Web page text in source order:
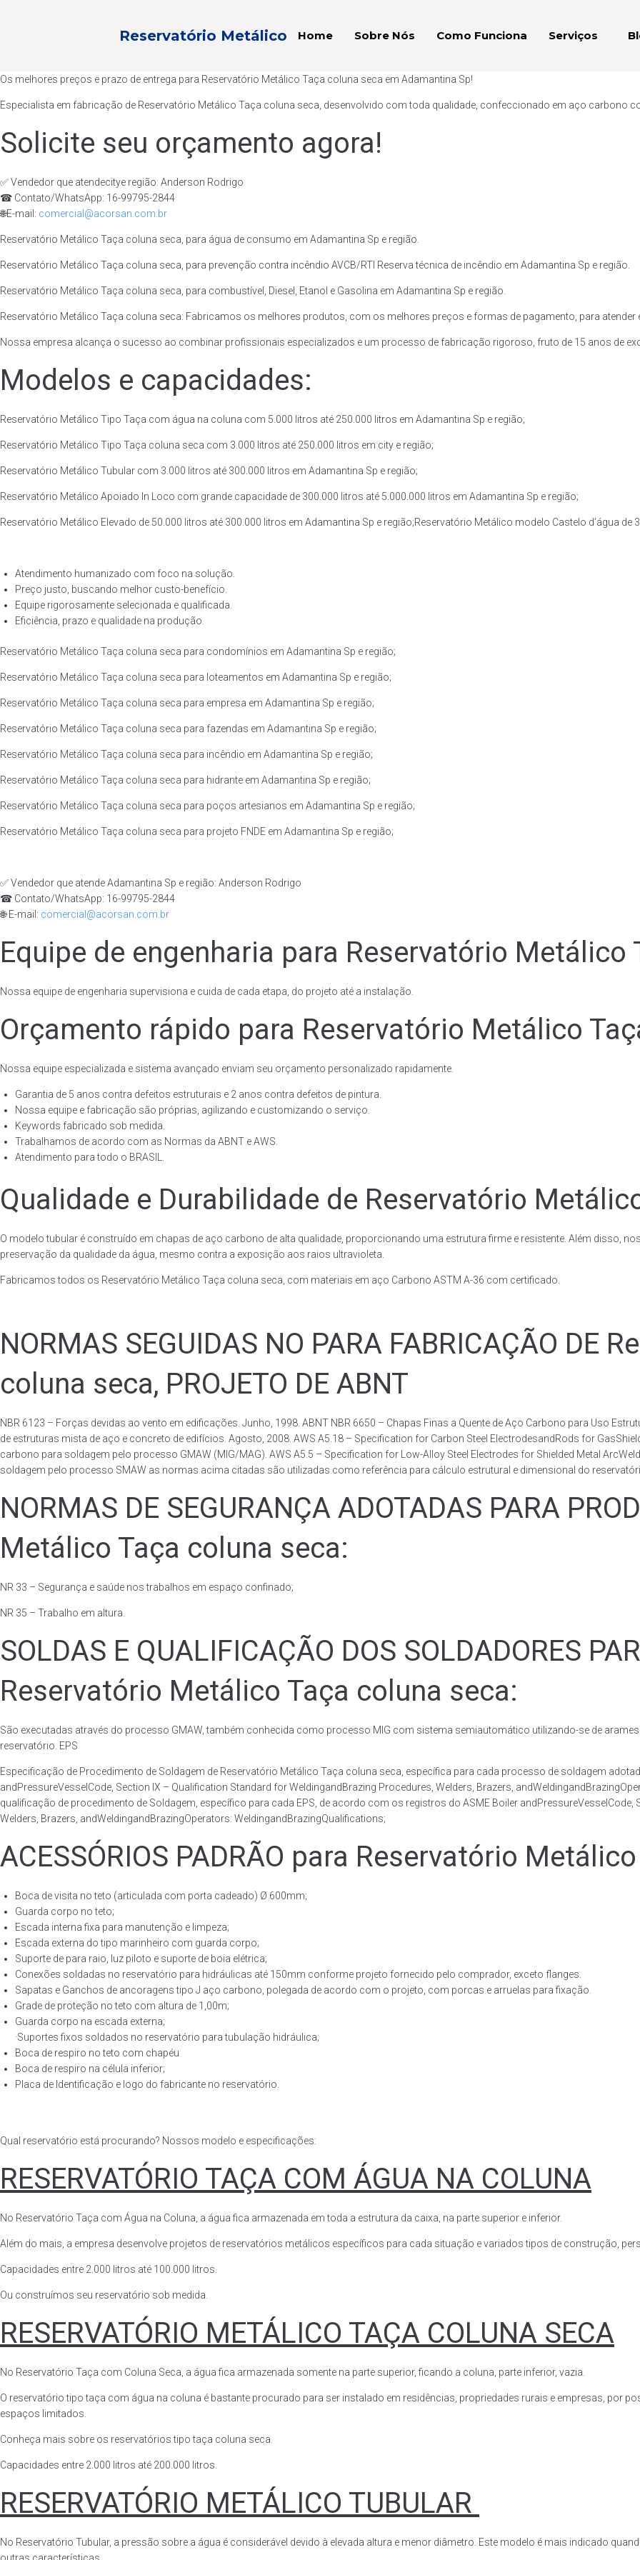
Reservatório Metálico Home Sobre Nós Como Funciona Serviços
Os melhores preços e prazo de entrega para Reservatório Metálico Taça coluna seca em Adamantina Sp!
Especialista em fabricação de Reservatório Metálico Taça coluna seca, desenvolvido com toda qualidade, confeccionado em aço carbono
Solicite seu orçamento agora!
✅ Vendedor que atendecitye região: Anderson Rodrigo
☎ Contato/WhatsApp: 16-99795-2844
🌐E-mail: comercial@acorsan.com.br
Reservatório Metálico Taça coluna seca, para água de consumo em Adamantina Sp e região.
Reservatório Metálico Taça coluna seca, para prevenção contra incêndio AVCB/RTI Reserva técnica de incêndio em Adamantina Sp e região.
Reservatório Metálico Taça coluna seca, para combustível, Diesel, Etanol e Gasolina em Adamantina Sp e região.
Reservatório Metálico Taça coluna seca: Fabricamos os melhores produtos, com os melhores preços e formas de pagamento, para atender
Nossa empresa alcança o sucesso ao combinar profissionais especializados e um processo de fabricação rigoroso, fruto de 15 anos de
Modelos e capacidades:
Reservatório Metálico Tipo Taça com água na coluna com 5.000 litros até 250.000 litros em Adamantina Sp e região;
Reservatório Metálico Tipo Taça coluna seca com 3.000 litros até 250.000 litros em city e região;
Reservatório Metálico Tubular com 3.000 litros até 300.000 litros em Adamantina Sp e região;
Reservatório Metálico Apoiado In Loco com grande capacidade de 300.000 litros até 5.000.000 litros em Adamantina Sp e região;
Reservatório Metálico Elevado de 50.000 litros até 300.000 litros em Adamantina Sp e região;Reservatório Metálico modelo Castelo d’água de
Atendimento humanizado com foco na solução.
Preço justo, buscando melhor custo-benefício.
Equipe rigorosamente selecionada e qualificada.
Eficiência, prazo e qualidade na produção.
Reservatório Metálico Taça coluna seca para condomínios em Adamantina Sp e região;
Reservatório Metálico Taça coluna seca para loteamentos em Adamantina Sp e região;
Reservatório Metálico Taça coluna seca para empresa em Adamantina Sp e região;
Reservatório Metálico Taça coluna seca para fazendas em Adamantina Sp e região;
Reservatório Metálico Taça coluna seca para incêndio em Adamantina Sp e região;
Reservatório Metálico Taça coluna seca para hidrante em Adamantina Sp e região;
Reservatório Metálico Taça coluna seca para poços artesianos em Adamantina Sp e região;
Reservatório Metálico Taça coluna seca para projeto FNDE em Adamantina Sp e região;
✅ Vendedor que atende Adamantina Sp e região: Anderson Rodrigo
☎ Contato/WhatsApp: 16-99795-2844
🌐 E-mail: comercial@acorsan.com.br
Equipe de engenharia para Reservatório Metálico
Nossa equipe de engenharia supervisiona e cuida de cada etapa, do projeto até a instalação.
Orçamento rápido para Reservatório Metálico
Nossa equipe especializada e sistema avançado enviam seu orçamento personalizado rapidamente.
Garantia de 5 anos contra defeitos estruturais e 2 anos contra defeitos de pintura.
Nossa equipe e fabricação são próprias, agilizando e customizando o serviço.
Keywords fabricado sob medida.
Trabalhamos de acordo com as Normas da ABNT e AWS.
Atendimento para todo o BRASIL.
Qualidade e Durabilidade de Reservatório
O modelo tubular é construído em chapas de aço carbono de alta qualidade, proporcionando uma estrutura firme e resistente. Além disso,
preservação da qualidade da água, mesmo contra a exposição aos raios ultravioleta.
Fabricamos todos os Reservatório Metálico Taça coluna seca, com materiais em aço Carbono ASTM A-36 com certificado.
NORMAS SEGUIDAS NO PARA FABRICAÇÃO DE
coluna seca, PROJETO DE ABNT
NBR 6123 – Forças devidas ao vento em edificações. Junho, 1998. ABNT NBR 6650 – Chapas Finas a Quente de Aço Carbono para Uso
de estruturas mista de aço e concreto de edifícios. Agosto, 2008. AWS A5.18 – Specification for Carbon Steel ElectrodesandRods for
carbono para soldagem pelo processo GMAW (MIG/MAG). AWS A5.5 – Specification for Low-Alloy Steel Electrodes for Shielded Metal
soldagem pelo processo SMAW as normas acima citadas são utilizadas como referência para cálculo estrutural e dimensional do
NORMAS DE SEGURANÇA ADOTADAS PARA
Metálico Taça coluna seca:
NR 33 – Segurança e saúde nos trabalhos em espaço confinado;
NR 35 – Trabalho em altura.
SOLDAS E QUALIFICAÇÃO DOS SOLDADORES
Reservatório Metálico Taça coluna seca:
São executadas através do processo GMAW, também conhecida como processo MIG com sistema semiautomático utilizando-se de
reservatório. EPS
Especificação de Procedimento de Soldagem de Reservatório Metálico Taça coluna seca, específica para cada processo de soldagem
andPressureVesselCode, Section IX – Qualification Standard for WeldingandBrazing Procedures, Welders, Brazers,
qualificação de procedimento de Soldagem, específico para cada EPS, de acordo com os registros do ASME Boiler
Welders, Brazers, andWeldingandBrazingOperators: WeldingandBrazingQualifications;
ACESSÓRIOS PADRÃO para Reservatório
Boca de visita no teto (articulada com porta cadeado) Ø 600mm;
Guarda corpo no teto;
Escada interna fixa para manutenção e limpeza;
Escada externa do tipo marinheiro com guarda corpo;
Suporte de para raio, luz piloto e suporte de boia elétrica;
Conexões soldadas no reservatório para hidráulicas até 150mm conforme projeto fornecido pelo comprador, exceto flanges.
Sapatas e Ganchos de ancoragens tipo J aço carbono, polegada de acordo com o projeto, com porcas e arruelas para fixação.
Grade de proteção no teto com altura de 1,00m;
Guarda corpo na escada externa;
·Suportes fixos soldados no reservatório para tubulação hidráulica;
Boca de respiro no teto com chapéu
Boca de respiro na célula inferior;
Placa de Identificação e logo do fabricante no reservatório.
Qual reservatório está procurando? Nossos modelo e especificações:
RESERVATÓRIO TAÇA COM ÁGUA NA COLUNA
No Reservatório Taça com Água na Coluna, a água fica armazenada em toda a estrutura da caixa, na parte superior e inferior.
Além do mais, a empresa desenvolve projetos de reservatórios metálicos específicos para cada situação e variados tipos de construção,
Capacidades entre 2.000 litros até 100.000 litros.
Ou construímos seu reservatório sob medida.
RESERVATÓRIO METÁLICO TAÇA COLUNA SECA
No Reservatório Taça com Coluna Seca, a água fica armazenada somente na parte superior, ficando a coluna, parte inferior, vazia.
O reservatório tipo taça com água na coluna é bastante procurado para ser instalado em residências, propriedades rurais e empresas, por
espaços limitados.
Conheça mais sobre os reservatórios tipo taça coluna seca.
Capacidades entre 2.000 litros até 200.000 litros.
RESERVATÓRIO METÁLICO TUBULAR
No Reservatório Tubular, a pressão sobre a água é considerável devido à elevada altura e menor diâmetro. Este modelo é mais indicado